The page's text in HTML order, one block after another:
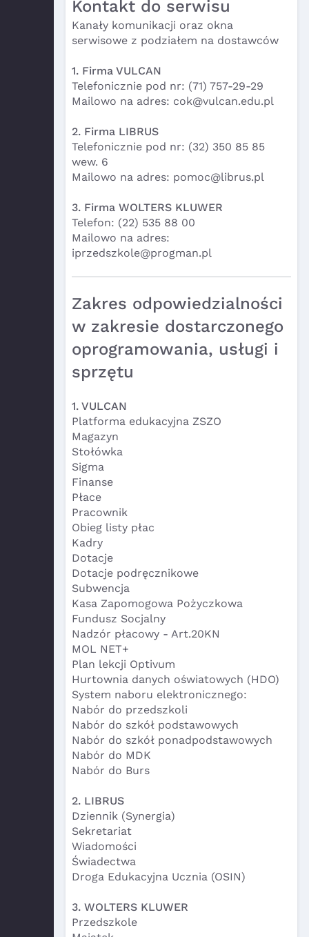
Kontakt do serwisu
Kanały komunikacji oraz okna
serwisowe z podziałem na dostawców
1. Firma VULCAN
Telefonicznie pod nr: (71) 757-29-29
Mailowo na adres: cok@vulcan.edu.pl
2. Firma LIBRUS
Telefonicznie pod nr: (32) 350 85 85
wew. 6
Mailowo na adres: pomoc@librus.pl
3. Firma WOLTERS KLUWER
Telefon: (22) 535 88 00
Mailowo na adres:
iprzedszkole@progman.pl
Zakres odpowiedzialności
w zakresie dostarczonego
oprogramowania, usługi i
sprzętu
1. VULCAN
Platforma edukacyjna ZSZO
Magazyn
Stołówka
Sigma
Finanse
Płace
Pracownik
Obieg listy płac
Kadry
Dotacje
Dotacje podręcznikowe
Subwencja
Kasa Zapomogowa Pożyczkowa
Fundusz Socjalny
Nadzór płacowy - Art.20KN
MOL NET+
Plan lekcji Optivum
Hurtownia danych oświatowych (HDO)
System naboru elektronicznego:
Nabór do przedszkoli
Nabór do szkół podstawowych
Nabór do szkół ponadpodstawowych
Nabór do MDK
Nabór do Burs
2. LIBRUS
Dziennik (Synergia)
Sekretariat
Wiadomości
Świadectwa
Droga Edukacyjna Ucznia (OSIN)
3. WOLTERS KLUWER
Przedszkole